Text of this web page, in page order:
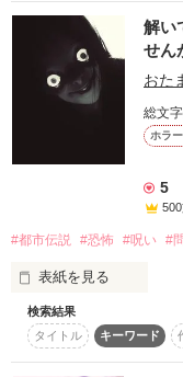
ある学校で
一人の少女が命を落
それから暫くして
少女のクラスメイトが
行方不明になったそう
解い
せん
おた
総文
ホラ
5
#都市伝説 #恐怖 #呪い #
表紙を見る
問題です
この中であなたはど
検索結果
タイトル
キーワード